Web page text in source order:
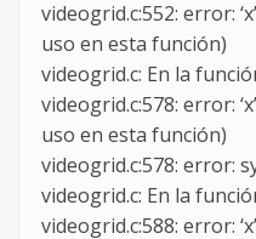
videogrid.c:552: error:
uso en esta función)
videogrid.c: En la
videogrid.c:578: error:
uso en esta función)
videogrid.c:578: error:
videogrid.c: En la
videogrid.c:588: error: